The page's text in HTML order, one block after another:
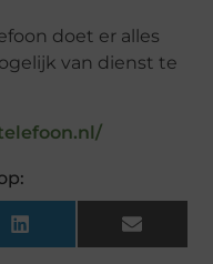
doet er alles
van dienst te
LinkedIn Email